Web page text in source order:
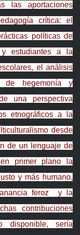
las aportaciones
crítica: el
políticas de
y estudiantes a la
el análisis
de hegemonía y
una perspectiva
etnográficos a la
desde
de un lenguaje de
primer plano la
y más humano,
feroz y la
contribuciones
disponible, sería